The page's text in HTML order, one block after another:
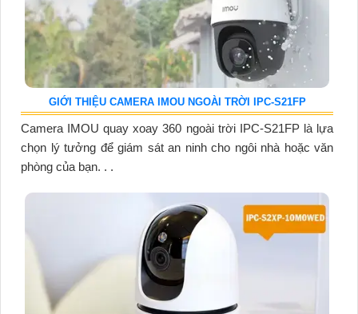
GIỚI THIỆU CAMERA IMOU NGOÀI TRỜI IPC-S21FP
Camera IMOU quay xoay 360 ngoài trời IPC-S21FP là lựa
chọn lý tưởng để giám sát an ninh cho ngôi nhà hoặc văn
phòng của bạn. . .